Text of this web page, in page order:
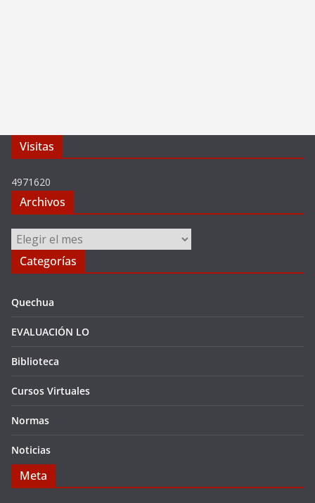
Visitas
4971620
Archivos
Archivos
Categorías
Quechua
EVALUACIÓN LO
Biblioteca
Cursos Virtuales
Normas
Noticias
Meta